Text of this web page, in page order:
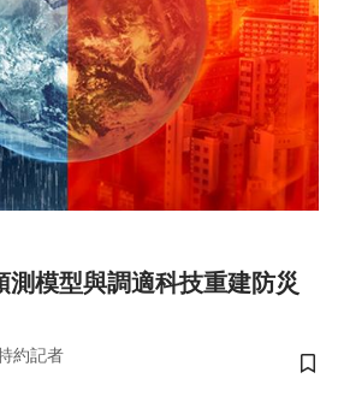
測模型與調適科技重建防災
約記者
儲